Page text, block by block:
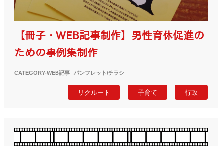
【冊子・WEB記事制作】男性育休促進の
ための事例集制作
CATEGORY-WEB記事 パンフレット/チラシ
リクルート 子育て 行政